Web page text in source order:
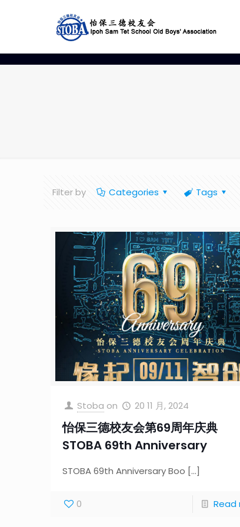
Filter by Categories Tags
Stoba on 20 11 月, 2024
怡保三德校友会第69周年庆典
STOBA 69th Anniversary
STOBA 69th Anniversary Boo […]
0 Read